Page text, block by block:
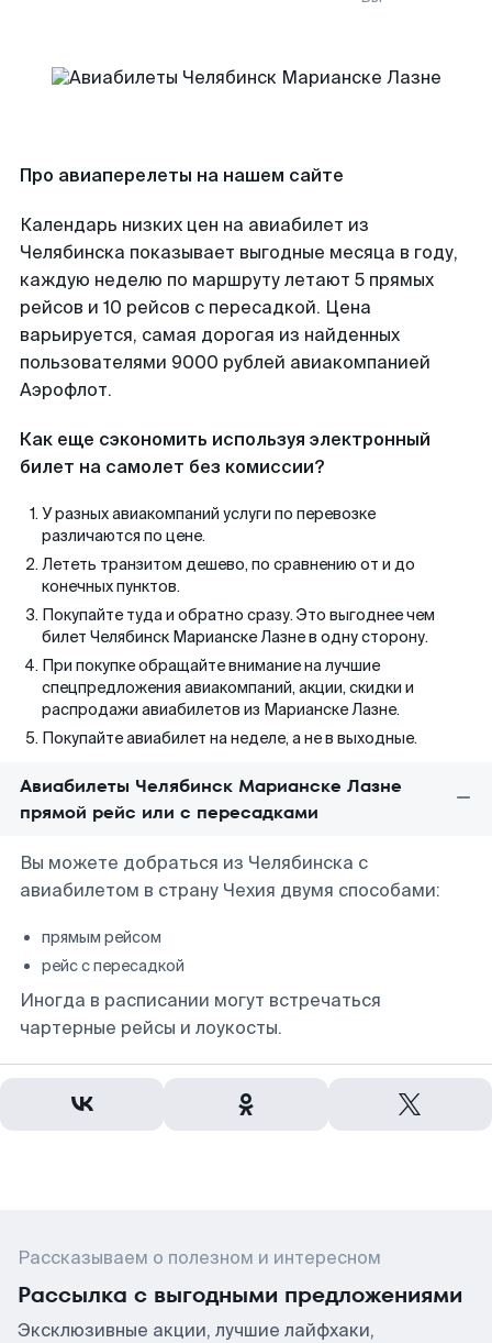
Про авиаперелеты на нашем сайте
Календарь низких цен на авиабилет из
Челябинска показывает выгодные месяца в году,
каждую неделю по маршруту летают 5 прямых
рейсов и 10 рейсов с пересадкой. Цена
варьируется, самая дорогая из найденных
пользователями 9000 рублей авиакомпанией
Аэрофлот.
Как еще сэкономить используя электронный
билет на самолет без комиссии?
У разных авиакомпаний услуги по перевозке
различаются по цене.
Лететь транзитом дешево, по сравнению от и до
конечных пунктов.
Покупайте туда и обратно сразу. Это выгоднее чем
билет Челябинск Марианске Лазне в одну сторону.
При покупке обращайте внимание на лучшие
спецпредложения авиакомпаний, акции, скидки и
распродажи авиабилетов из Марианске Лазне.
Покупайте авиабилет на неделе, а не в выходные.
Авиабилеты Челябинск Марианске Лазне
прямой рейс или с пересадками
Вы можете добраться из Челябинска с
авиабилетом в страну Чехия двумя способами:
прямым рейсом
рейс с пересадкой
Иногда в расписании могут встречаться
чартерные рейсы и лоукосты.
Рассказываем о полезном и интересном
Рассылка с выгодными предложениями
Эксклюзивные акции, лучшие лайфхаки,